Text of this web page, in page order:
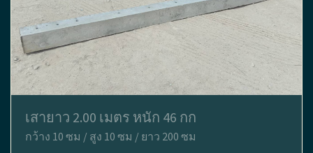
เสายาว 2.00 เมตร หนัก 46 กก
กว้าง 10 ซม / สูง 10 ซม / ยาว 200 ซม